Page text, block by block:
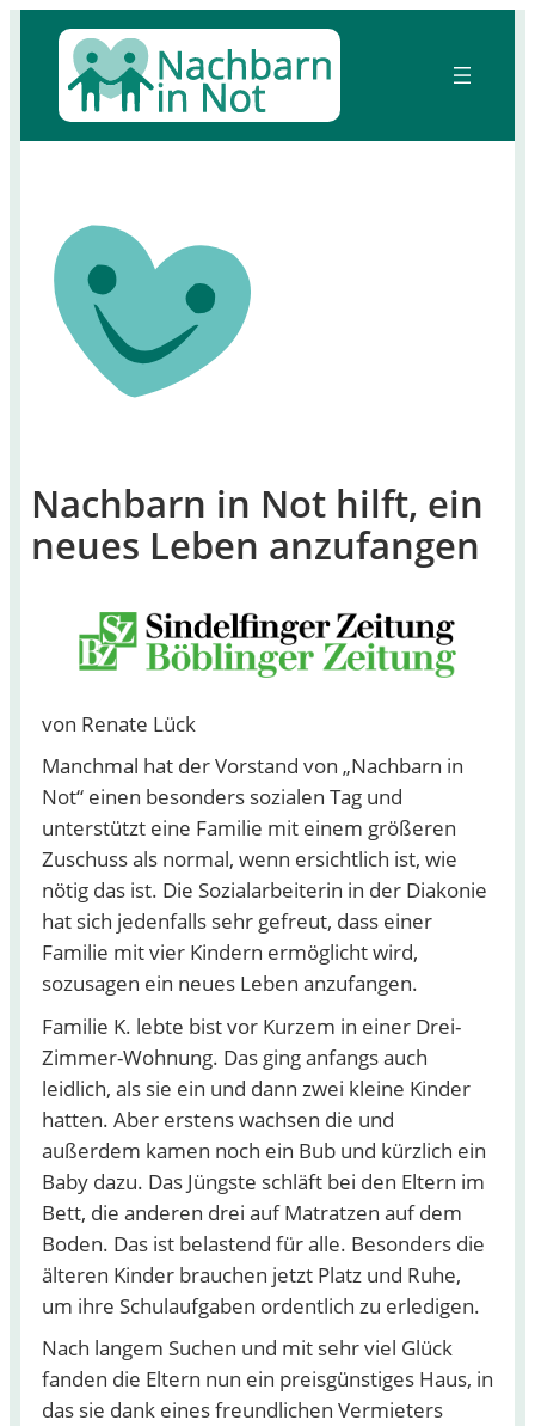
springen
Nachbarn in Not hilft, ein
neues Leben anzufangen
von Renate Lück
Manchmal hat der Vorstand von „Nachbarn in
Not“ einen besonders sozialen Tag und
unterstützt eine Familie mit einem größeren
Zuschuss als normal, wenn ersichtlich ist, wie
nötig das ist. Die Sozialarbeiterin in der Diakonie
hat sich jedenfalls sehr gefreut, dass einer
Familie mit vier Kindern ermöglicht wird,
sozusagen ein neues Leben anzufangen.
Familie K. lebte bist vor Kurzem in einer Drei-
Zimmer-Wohnung. Das ging anfangs auch
leidlich, als sie ein und dann zwei kleine Kinder
hatten. Aber erstens wachsen die und
außerdem kamen noch ein Bub und kürzlich ein
Baby dazu. Das Jüngste schläft bei den Eltern im
Bett, die anderen drei auf Matratzen auf dem
Boden. Das ist belastend für alle. Besonders die
älteren Kinder brauchen jetzt Platz und Ruhe,
um ihre Schulaufgaben ordentlich zu erledigen.
Nach langem Suchen und mit sehr viel Glück
fanden die Eltern nun ein preisgünstiges Haus, in
das sie dank eines freundlichen Vermieters